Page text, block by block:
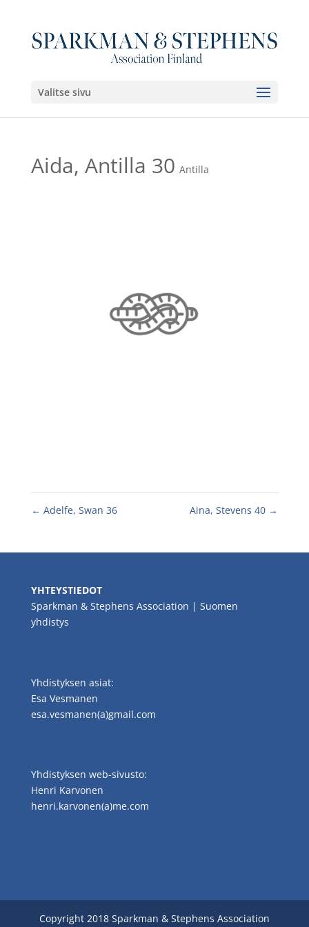
Valitse sivu
Aida, Antilla 30 Antilla
← Adelfe, Swan 36 Aina, Stevens 40 →
YHTEYSTIEDOT
Sparkman & Stephens Association | Suomen
yhdistys
Yhdistyksen asiat:
Esa Vesmanen
esa.vesmanen(a)gmail.com
Yhdistyksen web-sivusto:
Henri Karvonen
henri.karvonen(a)me.com
Copyright 2018 Sparkman & Stephens Association